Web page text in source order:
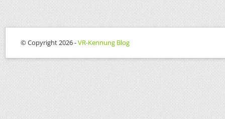
© Copyright 2026 -VR-Kennung Blog